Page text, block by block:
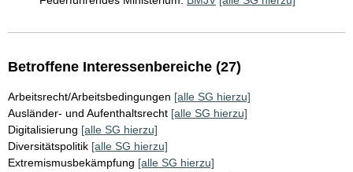
Betroffene Interessenbereiche (27)
Arbeitsrecht/Arbeitsbedingungen [alle SG hierzu]
Ausländer- und Aufenthaltsrecht [alle SG hierzu]
Digitalisierung [alle SG hierzu]
Diversitätspolitik [alle SG hierzu]
Extremismusbekämpfung [alle SG hierzu]